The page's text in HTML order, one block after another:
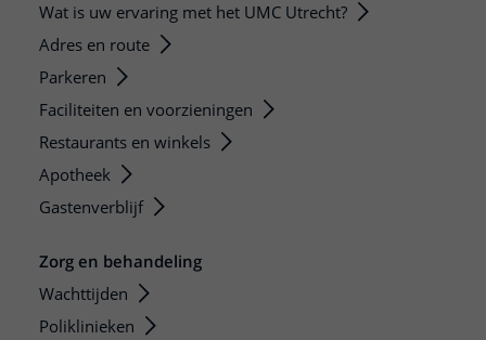
Wat is uw ervaring met het UMC Utrecht?
Adres en route
Parkeren
Faciliteiten en voorzieningen
Restaurants en winkels
Apotheek
Gastenverblijf
Zorg en behandeling
Wachttijden
Poliklinieken